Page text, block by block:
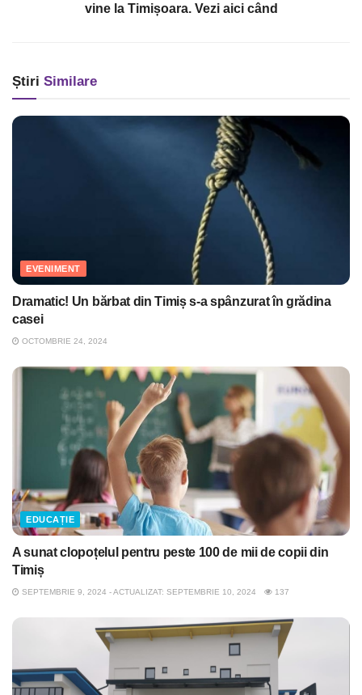
vine la Timișoara. Vezi aici când
Știri Similare
EVENIMENT
Dramatic! Un bărbat din Timiș s-a spânzurat în grădina
casei
OCTOMBRIE 24, 2024
EDUCAȚIE
A sunat clopoțelul pentru peste 100 de mii de copii din
Timiș
SEPTEMBRIE 9, 2024 - ACTUALIZAT: SEPTEMBRIE 10, 2024 137